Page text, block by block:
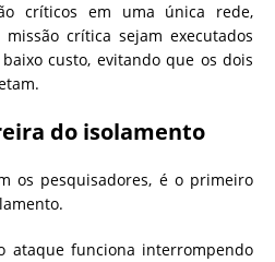
críticos em uma única rede,
crítica sejam executados
custo, evitando que os dois
do isolamento
os pesquisadores, é o primeiro
ataque funciona interrompendo